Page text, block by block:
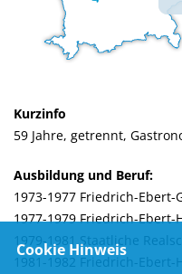
Kurzinfo
59 Jahre, getrennt,
Ausbildung und Beruf:
1973-1977 Friedrich-Ebert-
1977-1979 Friedrich-Ebert-
1979-1981 Staatliche
1981-1982 Friedrich-
Cookie Hinweis